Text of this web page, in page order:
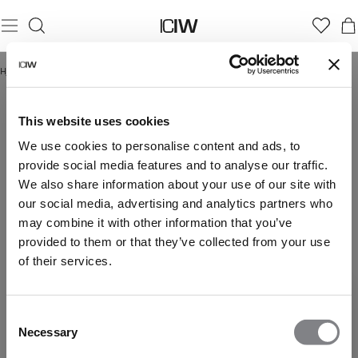
This website uses cookies
We use cookies to personalise content and ads, to
provide social media features and to analyse our traffic.
We also share information about your use of our site with
our social media, advertising and analytics partners who
may combine it with other information that you’ve
provided to them or that they’ve collected from your use
of their services.
Selection
Necessary
Hjem /
SUMMER SALE
Opptill 70 % rabatt